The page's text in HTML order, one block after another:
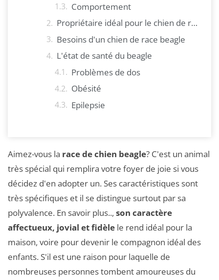
Comportement
Propriétaire idéal pour le chien de race beagle
Besoins d'un chien de race beagle
L'état de santé du beagle
Problèmes de dos
Obésité
Epilepsie
Aimez-vous la race de chien beagle? C'est un animal
très spécial qui remplira votre foyer de joie si vous
décidez d'en adopter un. Ses caractéristiques sont
très spécifiques et il se distingue surtout par sa
polyvalence. En savoir plus.., son caractère
affectueux, jovial et fidèle le rend idéal pour la
maison, voire pour devenir le compagnon idéal des
enfants. S'il est une raison pour laquelle de
nombreuses personnes tombent amoureuses du